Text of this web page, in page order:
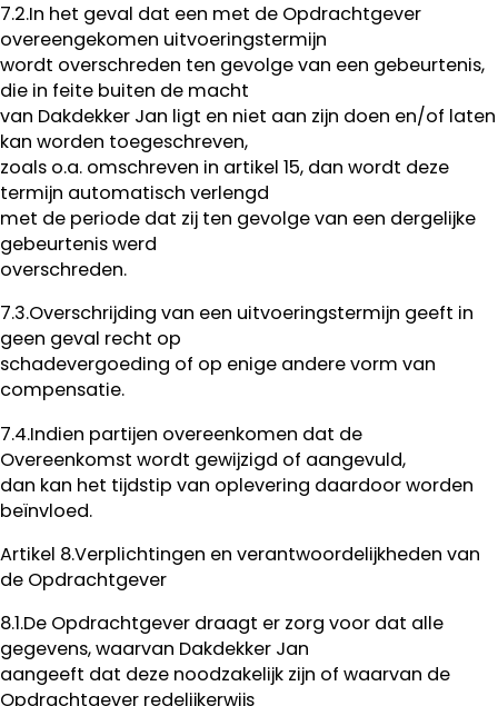
7.2.In het geval dat een met de Opdrachtgever
overeengekomen uitvoeringstermijn
wordt overschreden ten gevolge van een gebeurtenis,
die in feite buiten de macht
van Dakdekker Jan ligt en niet aan zijn doen en/of laten
kan worden toegeschreven,
zoals o.a. omschreven in artikel 15, dan wordt deze
termijn automatisch verlengd
met de periode dat zij ten gevolge van een dergelijke
gebeurtenis werd
overschreden.
7.3.Overschrijding van een uitvoeringstermijn geeft in
geen geval recht op
schadevergoeding of op enige andere vorm van
compensatie.
7.4.Indien partijen overeenkomen dat de
Overeenkomst wordt gewijzigd of aangevuld,
dan kan het tijdstip van oplevering daardoor worden
beïnvloed.
Artikel 8.Verplichtingen en verantwoordelijkheden van
de Opdrachtgever
8.1.De Opdrachtgever draagt er zorg voor dat alle
gegevens, waarvan Dakdekker Jan
aangeeft dat deze noodzakelijk zijn of waarvan de
Opdrachtgever redelijkerwijs